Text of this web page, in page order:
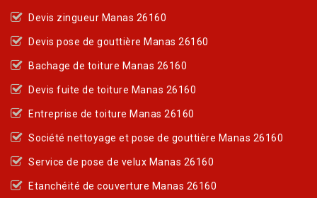
Devis zingueur Manas 26160
Devis pose de gouttière Manas 26160
Bachage de toiture Manas 26160
Devis fuite de toiture Manas 26160
Entreprise de toiture Manas 26160
Société nettoyage et pose de gouttière Manas 26160
Service de pose de velux Manas 26160
Etanchéité de couverture Manas 26160